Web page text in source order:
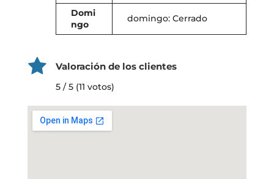
Domi
ngo
domingo: Cerrado
Valoración de los clientes
5 / 5 (11 votos)